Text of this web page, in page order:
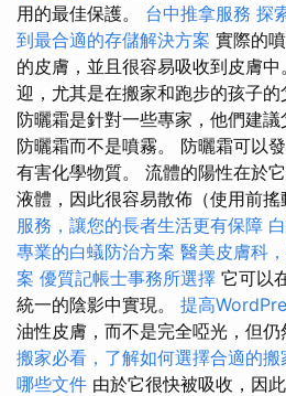
用的最佳保護。 台中推拿服務 探
到最合適的存儲解決方案 實際的
的皮膚，並且很容易吸收到皮膚
迎，尤其是在搬家和跑步的孩子
防曬霜是針對一些專家，他們建
防曬霜而不是噴霧。 防曬霜可以
有害化學物質。 流體的陽性在於
液體，因此很容易散佈（使用前搖
服務，讓您的長者生活更有保障
專業的白蟻防治方案 醫美皮膚科
案 優質記帳士事務所選擇 它可以
統一的陰影中實現。 提高
油性皮膚，而不是完全啞光，但仍
搬家必看，了解如何選擇合適的搬
哪些文件 由於它很快被吸收，因